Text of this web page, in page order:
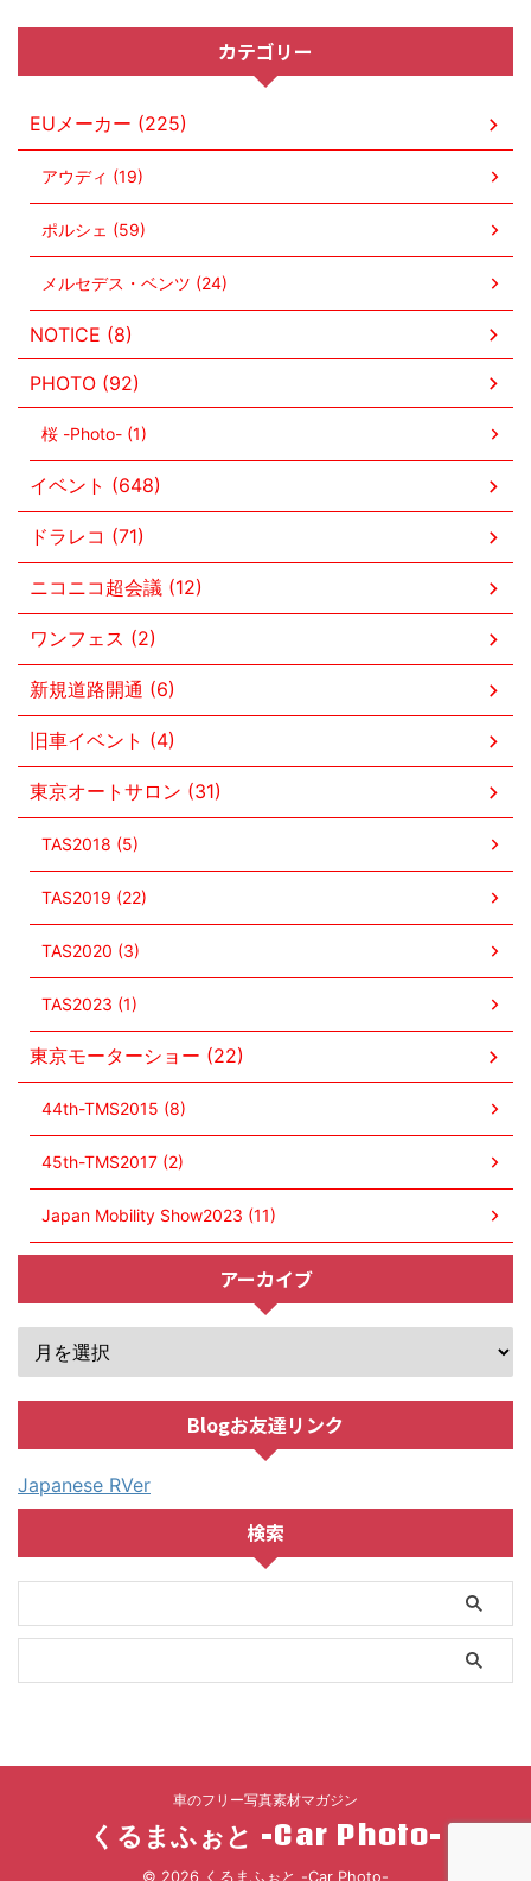
カテゴリー
EUメーカー (225)
アウディ (19)
ポルシェ (59)
メルセデス・ベンツ (24)
NOTICE (8)
PHOTO (92)
桜 -Photo- (1)
イベント (648)
ドラレコ (71)
ニコニコ超会議 (12)
ワンフェス (2)
新規道路開通 (6)
旧車イベント (4)
東京オートサロン (31)
TAS2018 (5)
TAS2019 (22)
TAS2020 (3)
TAS2023 (1)
東京モーターショー (22)
44th-TMS2015 (8)
45th-TMS2017 (2)
Japan Mobility Show2023 (11)
アーカイブ
Blogお友達リンク
Japanese RVer
検索
車のフリー写真素材マガジン
くるまふぉと -Car Photo-
© 2026 くるまふぉと -Car Photo-